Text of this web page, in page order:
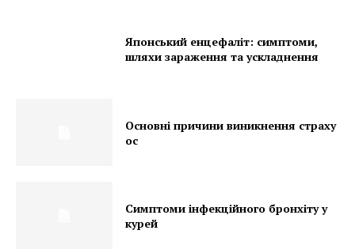
Японський енцефаліт: симптоми,
шляхи зараження та ускладнення
Основні причини виникнення страху
ос
Симптоми інфекційного бронхіту у
курей